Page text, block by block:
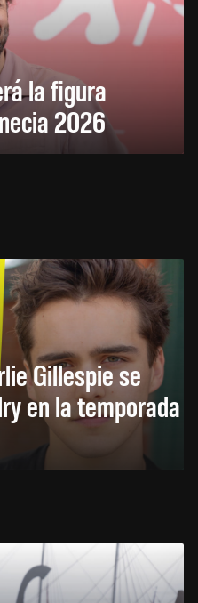
la figura
2026
Gillespie se
en la temporada